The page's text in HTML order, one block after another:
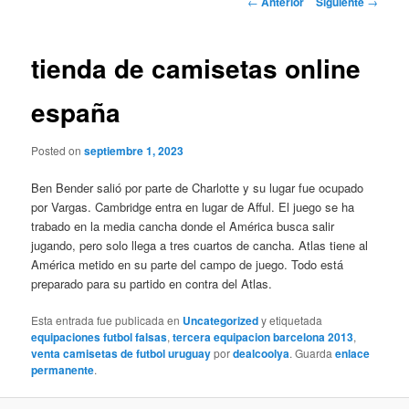
tienda de camisetas online
españa
Posted onseptiembre 1, 2023
Ben Bender salió por parte de Charlotte y su lugar fue ocupado
por Vargas. Cambridge entra en lugar de Afful. El juego se ha
trabado en la media cancha donde el América busca salir
jugando, pero solo llega a tres cuartos de cancha. Atlas tiene al
América metido en su parte del campo de juego. Todo está
preparado para su partido en contra del Atlas.
Esta entrada fue publicada en Uncategorizedy etiquetada
equipaciones futbol falsas,tercera equipacion barcelona 2013,
venta camisetas de futbol uruguaypordealcoolya. Guardaenlace
permanente.